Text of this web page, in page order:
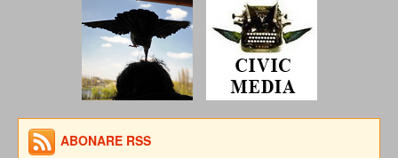
ABONARE RSS